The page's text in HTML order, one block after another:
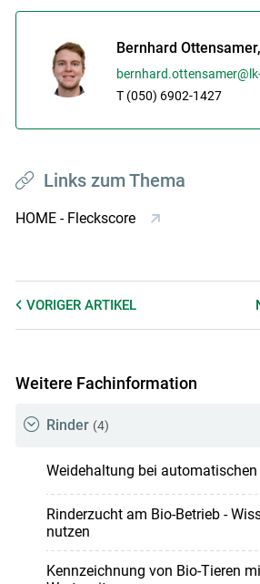
Bernhard
T (050) 6902-1427
Links zum Thema
HOME - Fleckscore
VORIGER ARTIKEL
Weitere Fachinformation
Rinder (4)
Weidehaltung bei
Rinderzucht am Bio-Betrieb -
nutzen
Kennzeichnung von Bio-Tieren